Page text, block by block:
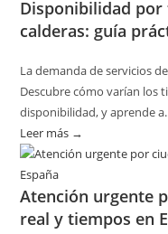
revisiones
básicas
hogar
sin
Disponibilidad
calderas: guía
La demanda de servicios
Descubre cómo varían los
disponibilidad, y aprende
Leer más →
temporada
en
Atención urgente
real y tiempos en